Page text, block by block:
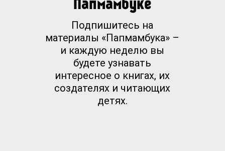
Папмамбуке
Подпишитесь на
материалы «Папмамбука» –
и каждую неделю вы
будете узнавать
интересное о книгах, их
создателях и читающих
детях.